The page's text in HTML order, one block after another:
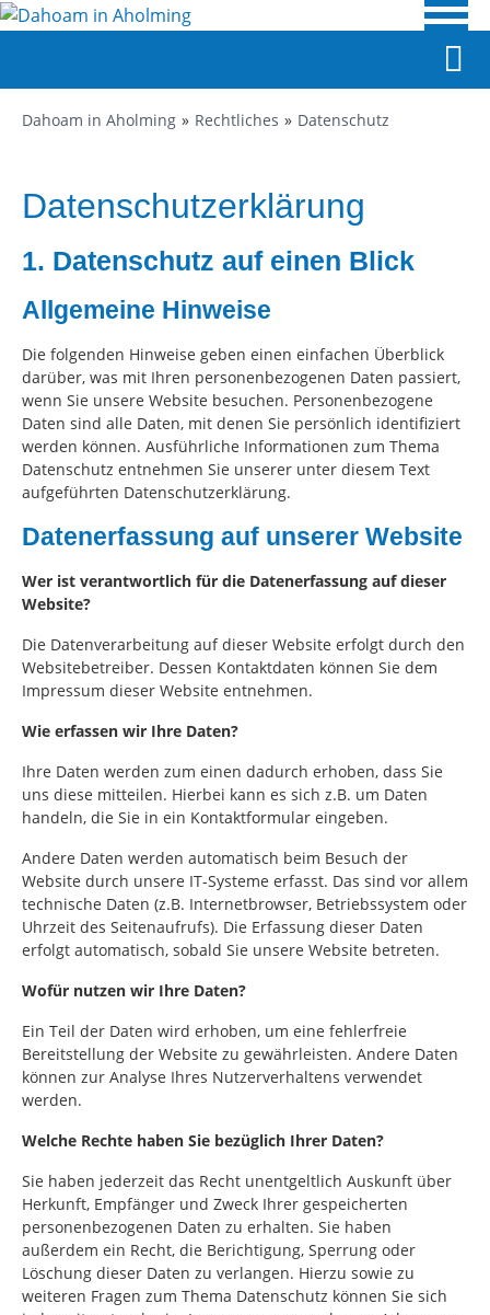
Dahoam in Aholming Rechtliches Datenschutz
Datenschutzerklärung
1. Datenschutz auf einen Blick
Allgemeine Hinweise
Die folgenden Hinweise geben einen einfachen Überblick
darüber, was mit Ihren personenbezogenen Daten passiert,
wenn Sie unsere Website besuchen. Personenbezogene
Daten sind alle Daten, mit denen Sie persönlich identifiziert
werden können. Ausführliche Informationen zum Thema
Datenschutz entnehmen Sie unserer unter diesem Text
aufgeführten Datenschutzerklärung.
Datenerfassung auf unserer Website
Wer ist verantwortlich für die Datenerfassung auf dieser
Website?
Die Datenverarbeitung auf dieser Website erfolgt durch den
Websitebetreiber. Dessen Kontaktdaten können Sie dem
Impressum dieser Website entnehmen.
Wie erfassen wir Ihre Daten?
Ihre Daten werden zum einen dadurch erhoben, dass Sie
uns diese mitteilen. Hierbei kann es sich z.B. um Daten
handeln, die Sie in ein Kontaktformular eingeben.
Andere Daten werden automatisch beim Besuch der
Website durch unsere IT-Systeme erfasst. Das sind vor allem
technische Daten (z.B. Internetbrowser, Betriebssystem oder
Uhrzeit des Seitenaufrufs). Die Erfassung dieser Daten
erfolgt automatisch, sobald Sie unsere Website betreten.
Wofür nutzen wir Ihre Daten?
Ein Teil der Daten wird erhoben, um eine fehlerfreie
Bereitstellung der Website zu gewährleisten. Andere Daten
können zur Analyse Ihres Nutzerverhaltens verwendet
werden.
Welche Rechte haben Sie bezüglich Ihrer Daten?
Sie haben jederzeit das Recht unentgeltlich Auskunft über
Herkunft, Empfänger und Zweck Ihrer gespeicherten
personenbezogenen Daten zu erhalten. Sie haben
außerdem ein Recht, die Berichtigung, Sperrung oder
Löschung dieser Daten zu verlangen. Hierzu sowie zu
weiteren Fragen zum Thema Datenschutz können Sie sich